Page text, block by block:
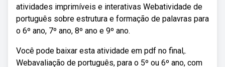
atividades imprimíveis e interativas Webatividade de
português sobre estrutura e formação de palavras para
o 6º ano, 7º ano, 8º ano e 9º ano.
Você pode baixar esta atividade em pdf no final,.
Webavaliação de português, para o 5º ou 6º ano, com